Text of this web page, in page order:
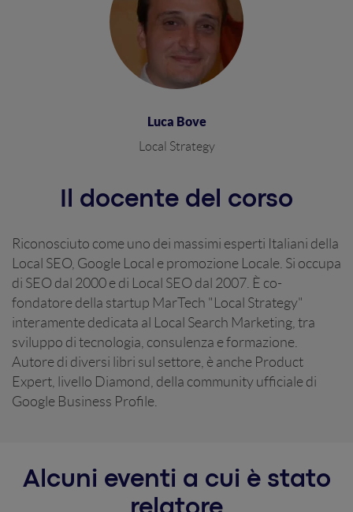
Luca Bove
Local Strategy
Il docente del corso
Riconosciuto come uno dei massimi esperti Italiani della
Local SEO, Google Local e promozione Locale. Si occupa
di SEO dal 2000 e di Local SEO dal 2007. È co-
fondatore della startup MarTech "Local Strategy"
interamente dedicata al Local Search Marketing, tra
sviluppo di tecnologia, consulenza e formazione.
Autore di diversi libri sul settore, è anche Product
Expert, livello Diamond, della community ufficiale di
Google Business Profile.
Alcuni eventi a cui è stato